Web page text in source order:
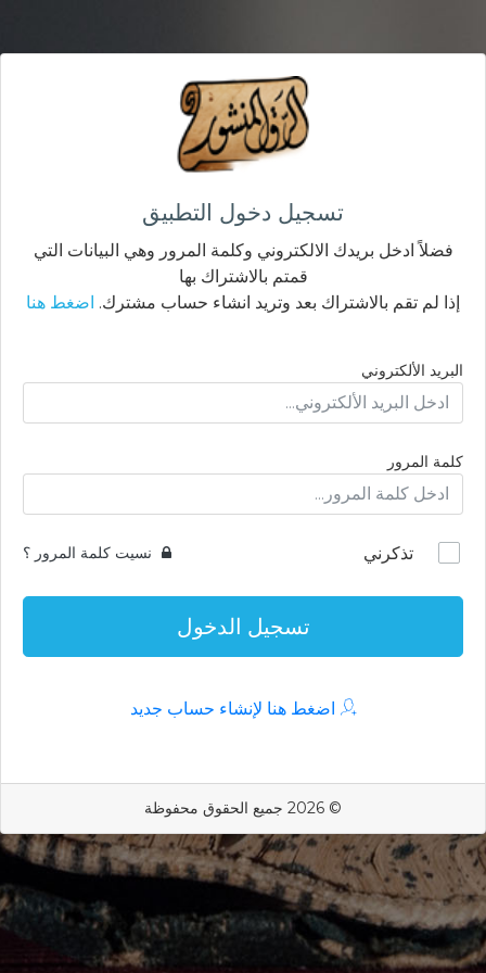
تسجيل دخول التطبيق
فضلاً ادخل بريدك الالكتروني وكلمة المرور وهي البيانات التي
قمتم بالاشتراك بها
إذا لم تقم بالاشتراك بعد وتريد انشاء حساب مشترك. اضغط هنا
البريد الألكتروني
كلمة المرور
تذكرني نسيت كلمة المرور ؟
تسجيل الدخول
اضغط هنا لإنشاء حساب جديد
© 2026 جميع الحقوق محفوظة